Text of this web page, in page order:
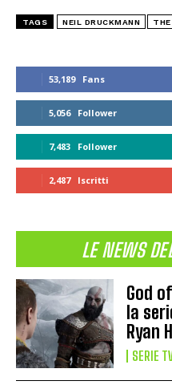
53,189 Fans
5,056 Follower
7,483 Follower
2,487 Iscritti
LE NEWS
God
la
Ryan
SERIE
TAGS NEIL DRUCKMANN